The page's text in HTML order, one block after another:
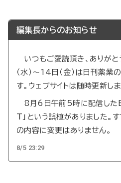
編集長からのお知らせ
いつもご愛読頂き、ありがと
（水）～14日（金）は日刊薬業
す。ウェブサイトは随時更新しま
8月6日午前5時に配信したE
T」という誤植がありました。
の内容に変更はありません。
8/5 23:29